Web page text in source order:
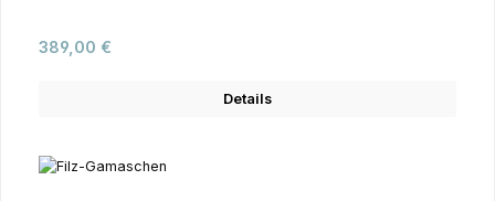
Regulärer Preis:
389,00 €
Details